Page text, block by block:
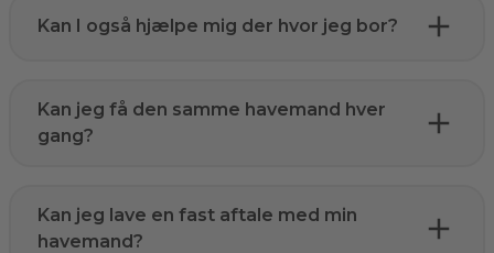
Kan I også hjælpe mig der hvor jeg bor?
Kan jeg få den samme havemand hver
gang?
Kan jeg lave en fast aftale med min
havemand?